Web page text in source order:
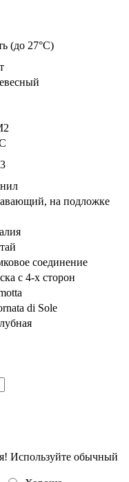
(до 27°С)
на подложке
соединение
с 4-х сторон
di Sole
Используйте обычный